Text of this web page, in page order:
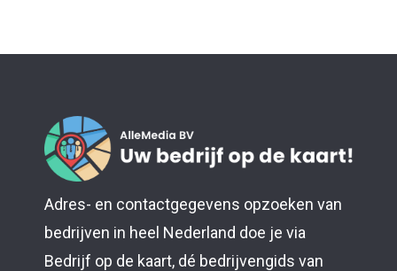
Adres- en contactgegevens opzoeken van
bedrijven in heel Nederland doe je via
Bedrijf op de kaart, dé bedrijvengids van